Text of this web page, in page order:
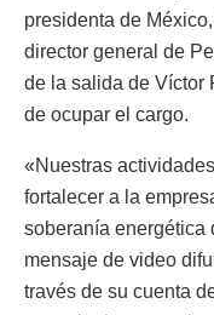
presidenta de
director general de
de la salida de Víctor
de ocupar el cargo.
«Nuestras
fortalecer a la
soberanía energética
mensaje de video
través de su cuenta